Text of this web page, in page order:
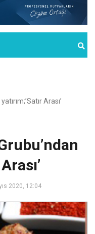
Arası’
2020, 12:04